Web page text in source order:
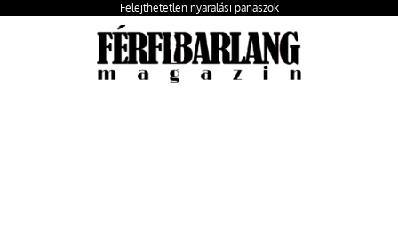
Felejthetetlen nyaralási panaszok